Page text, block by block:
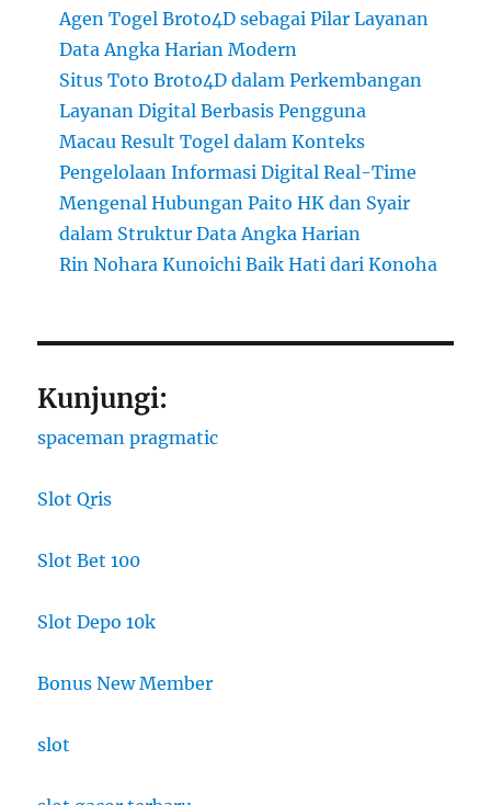
Agen Togel Broto4D sebagai Pilar Layanan
Data Angka Harian Modern
Situs Toto Broto4D dalam Perkembangan
Layanan Digital Berbasis Pengguna
Macau Result Togel dalam Konteks
Pengelolaan Informasi Digital Real-Time
Mengenal Hubungan Paito HK dan Syair
dalam Struktur Data Angka Harian
Rin Nohara Kunoichi Baik Hati dari Konoha
Kunjungi:
spaceman pragmatic
Slot Qris
Slot Bet 100
Slot Depo 10k
Bonus New Member
slot